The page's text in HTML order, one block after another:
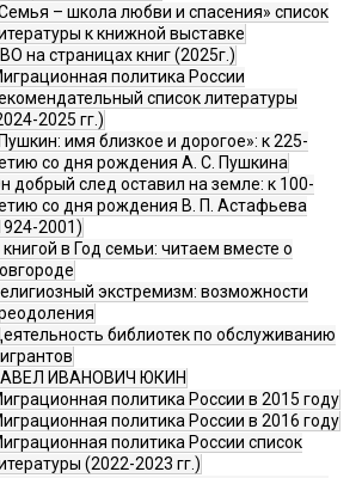
– школа любви и спасения» список
к книжной выставке
на страницах книг (2025г.)
политика России
список литературы
2025 гг.)
имя близкое и дорогое»: к 225-
со дня рождения А. С. Пушкина
добрый след оставил на земле: к 100-
со дня рождения В. П. Астафьева
2001)
книгой в Год семьи: читаем вместе о
экстремизм: возможности
библиотек по обслуживанию
ИВАНОВИЧ ЮКИН
политика России в 2015 году
политика России в 2016 году
политика России список
(2022-2023 гг.)